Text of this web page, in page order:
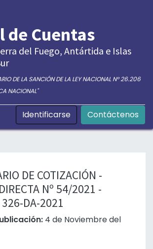
de Cuentas
del Fuego, Antártida e Islas
DE LA SANCIÓN DE LA LEY NACIONAL N° 26.206
NACIONAL"
Identificarse Contáctenos
DE COTIZACIÓN -
Nº 54/2021 -
326-DA-2021
4 de Noviembre del